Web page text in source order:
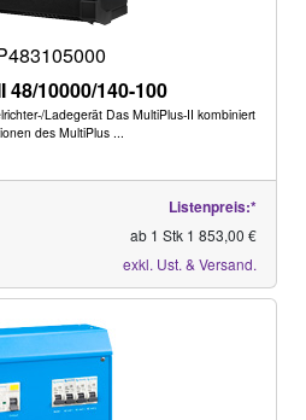
48/10000/140-100
Ladegerät Das MultiPlus-II kombiniert
des MultiPlus ...
Listenpreis:*
ab 1 Stk 1 853,00 €
exkl. Ust. & Versand.